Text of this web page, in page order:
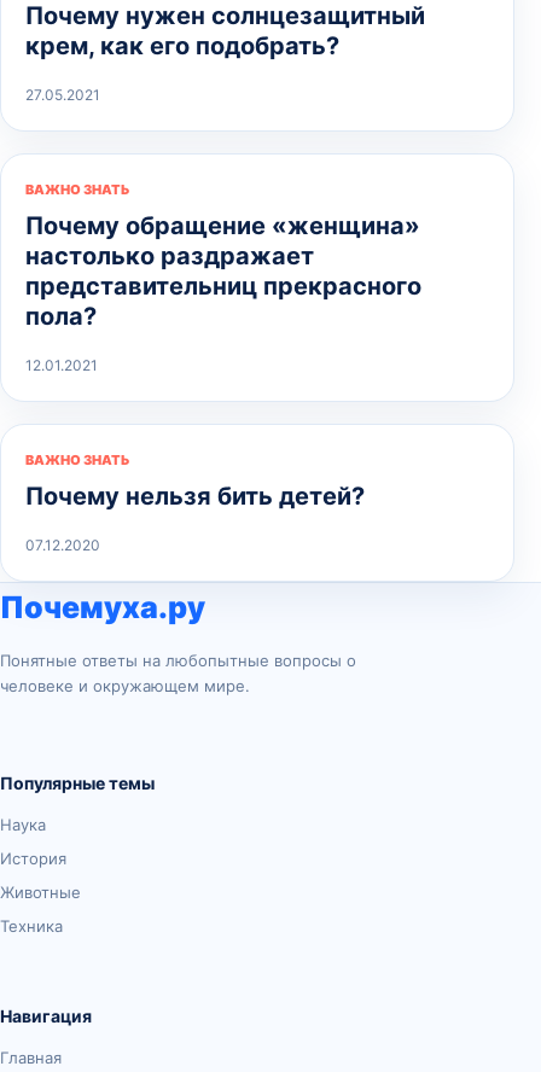
Почему нужен солнцезащитный
крем, как его подобрать?
27.05.2021
ВАЖНО ЗНАТЬ
Почему обращение «женщина»
настолько раздражает
представительниц прекрасного
пола?
12.01.2021
ВАЖНО ЗНАТЬ
Почему нельзя бить детей?
07.12.2020
Почемуха.ру
Понятные ответы на любопытные вопросы о
человеке и окружающем мире.
Популярные темы
Наука
История
Животные
Техника
Навигация
Главная